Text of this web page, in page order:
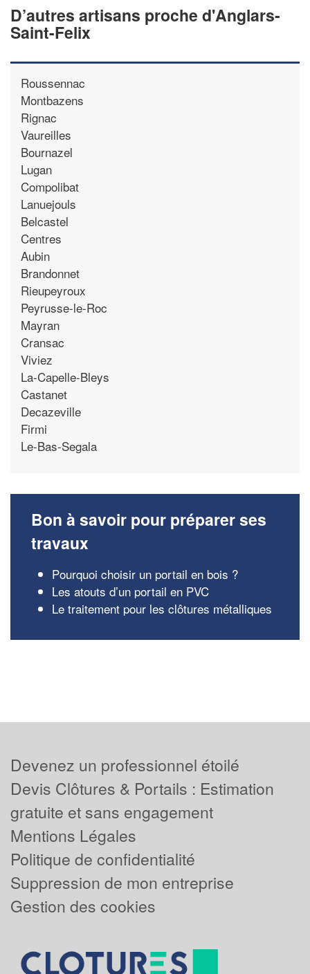
D’autres artisans proche d'Anglars-
Saint-Felix
Roussennac
Montbazens
Rignac
Vaureilles
Bournazel
Lugan
Compolibat
Lanuejouls
Belcastel
Centres
Aubin
Brandonnet
Rieupeyroux
Peyrusse-le-Roc
Mayran
Cransac
Viviez
La-Capelle-Bleys
Castanet
Decazeville
Firmi
Le-Bas-Segala
Bon à savoir pour préparer ses
travaux
Pourquoi choisir un portail en bois ?
Les atouts d’un portail en PVC
Le traitement pour les clôtures métalliques
Devenez un professionnel étoilé
Devis Clôtures & Portails : Estimation
gratuite et sans engagement
Mentions Légales
Politique de confidentialité
Suppression de mon entreprise
Gestion des cookies